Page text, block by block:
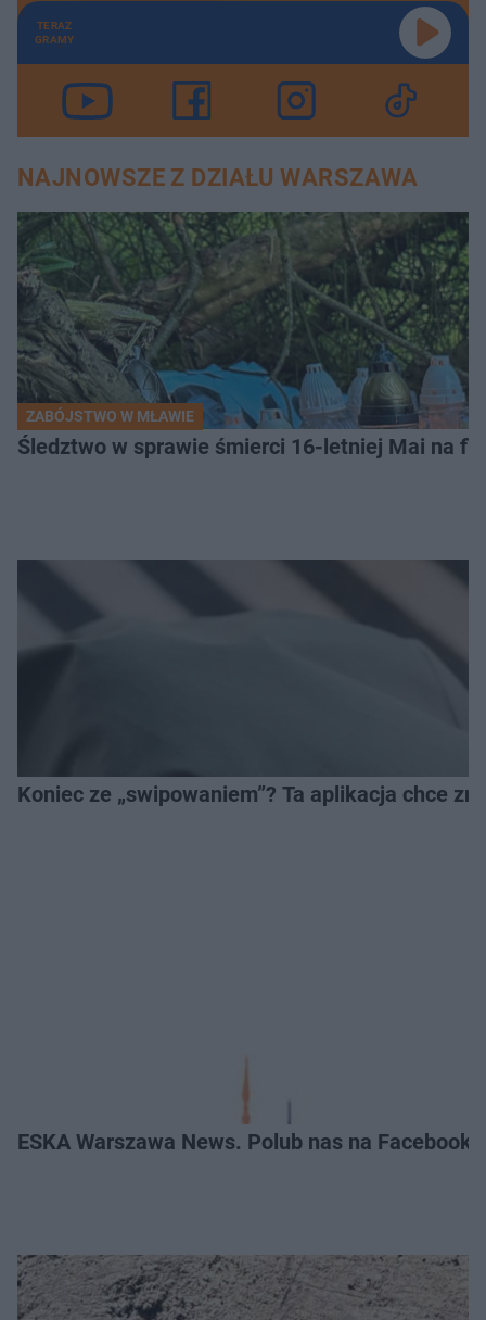
TERAZ
GRAMY
NAJNOWSZE Z DZIAŁU WARSZAWA
ZABÓJSTWO W MŁAWIE
Śledztwo w sprawie śmierci 16-letniej Mai na
Koniec ze „swipowaniem”? Ta aplikacja chce
ESKA Warszawa News. Polub nas na